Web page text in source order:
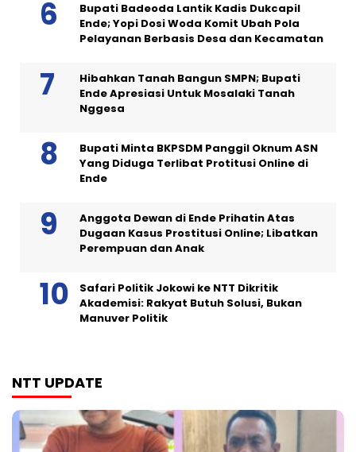
Bupati Badeoda Lantik Kadis Dukcapil
Ende; Yopi Dosi Woda Komit Ubah Pola
Pelayanan Berbasis Desa dan Kecamatan
Hibahkan Tanah Bangun SMPN; Bupati
Ende Apresiasi Untuk Mosalaki Tanah
Nggesa
Bupati Minta BKPSDM Panggil Oknum ASN
Yang Diduga Terlibat Protitusi Online di
Ende
Anggota Dewan di Ende Prihatin Atas
Dugaan Kasus Prostitusi Online; Libatkan
Perempuan dan Anak
Safari Politik Jokowi ke NTT Dikritik
Akademisi: Rakyat Butuh Solusi, Bukan
Manuver Politik
NTT UPDATE